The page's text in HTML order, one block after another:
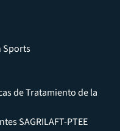
Sports
de Tratamiento de la
SAGRILAFT-PTEE